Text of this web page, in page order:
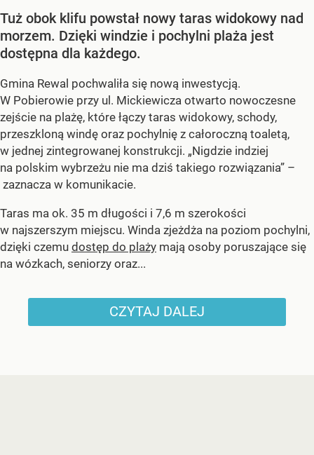
Tuż obok klifu powstał nowy taras widokowy nad
morzem. Dzięki windzie i pochylni plaża jest
dostępna dla każdego.
Gmina Rewal pochwaliła się nową inwestycją.
W Pobierowie przy ul. Mickiewicza otwarto nowoczesne
zejście na plażę, które łączy taras widokowy, schody,
przeszkloną windę oraz pochylnię z całoroczną toaletą,
w jednej zintegrowanej konstrukcji. „Nigdzie indziej
na polskim wybrzeżu nie ma dziś takiego rozwiązania” –
zaznacza w komunikacie.
Taras ma ok. 35 m długości i 7,6 m szerokości
w najszerszym miejscu. Winda zjeżdża na poziom pochylni,
dzięki czemu dostęp do plaży mają osoby poruszające się
na wózkach, seniorzy oraz...
CZYTAJ DALEJ